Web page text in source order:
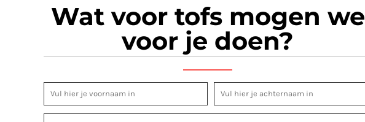
Wat voor tofs mogen we
voor je doen?